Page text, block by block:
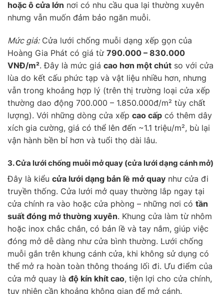
hoặc ô cửa lớn nơi có nhu cầu qua lại thường xuyên
nhưng vẫn muốn đảm bảo ngăn muỗi.
Mức giá:Cửa lưới chống muỗi dạng xếp gọn của
Hoàng Gia Phát có giá từ 790.000 – 830.000
VNĐ/m². Đây là mức giá cao hơn một chút so với cửa
lùa do kết cấu phức tạp và vật liệu nhiều hơn, nhưng
vẫn trong khoảng hợp lý (trên thị trường loại cửa xếp
thường dao động 700.000 – 1.850.000đ/m² tùy chất
lượng). Với những dòng cửa xếp cao cấp có thêm dây
xích gia cường, giá có thể lên đến ~1.1 triệu/m², bù lại
vận hành bền bỉ hơn và tuổi thọ dài lâu.
3. Cửa lưới chống muỗi mở quay (cửa lưới dạng cánh mở)
Đây là kiểu cửa lưới dạng bản lề mở quay như cửa đi
truyền thống. Cửa lưới mở quay thường lắp ngay tại
cửa chính ra vào hoặc cửa phòng – những nơi có tần
suất đóng mở thường xuyên. Khung cửa làm từ nhôm
hoặc inox chắc chắn, có bản lề và tay nắm, giúp việc
đóng mở dễ dàng như cửa bình thường. Lưới chống
muỗi gắn trên khung cánh cửa, khi không sử dụng có
thể mở ra hoàn toàn thông thoáng lối đi. Ưu điểm của
cửa mở quay là độ kín khít cao, tiện lợi cho cửa chính,
tuy nhiên cần khoảng không gian để mở cánh.